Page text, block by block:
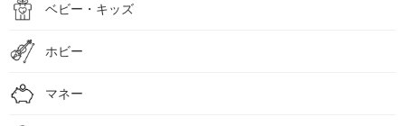
ベビー・キッズ
ホビー
マネー